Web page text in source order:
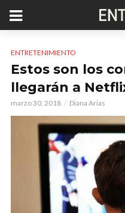
ENTRETENIMIENTO
Estos son los
llegarán a
marzo 30, 2018 Diana Arias